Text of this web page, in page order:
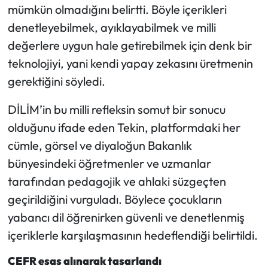
mümkün olmadığını belirtti. Böyle içerikleri
denetleyebilmek, ayıklayabilmek ve milli
değerlere uygun hale getirebilmek için denk bir
teknolojiyi, yani kendi yapay zekasını üretmenin
gerektiğini söyledi.
DİLİM’in bu milli refleksin somut bir sonucu
olduğunu ifade eden Tekin, platformdaki her
cümle, görsel ve diyaloğun Bakanlık
bünyesindeki öğretmenler ve uzmanlar
tarafından pedagojik ve ahlaki süzgeçten
geçirildiğini vurguladı. Böylece çocukların
yabancı dil öğrenirken güvenli ve denetlenmiş
içeriklerle karşılaşmasının hedeflendiği belirtildi.
CEFR esas alınarak tasarlandı